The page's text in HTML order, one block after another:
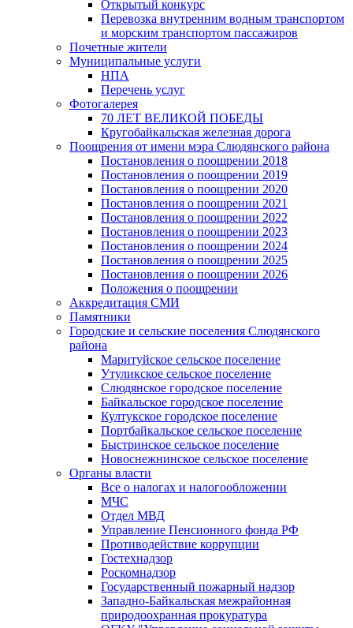
Открытый конкурс
Перевозка внутренним водным транспортом
и морским транспортом пассажиров
Почетные жители
Муниципальные услуги
НПА
Перечень услуг
Фотогалерея
70 ЛЕТ ВЕЛИКОЙ ПОБЕДЫ
Кругобайкальская железная дорога
Поощрения от имени мэра Слюдянского района
Постановления о поощрении 2018
Постановления о поощрении 2019
Постановления о поощрении 2020
Постановления о поощрении 2021
Постановления о поощрении 2022
Постановления о поощрении 2023
Постановления о поощрении 2024
Постановления о поощрении 2025
Постановления о поощрении 2026
Положения о поощрении
Аккредитация СМИ
Памятники
Городские и сельские поселения Слюдянского
района
Маритуйское сельское поселение
Утуликское сельское поселение
Слюдянское городское поселение
Байкальское городское поселение
Култукское городское поселение
Портбайкальское сельское поселение
Быстринское сельское поселение
Новоснежнинское сельское поселение
Органы власти
Все о налогах и налогообложении
МЧС
Отдел МВД
Управление Пенсионного фонда РФ
Противодействие коррупции
Гостехнадзор
Роскомнадзор
Государственный пожарный надзор
Западно-Байкальская межрайонная
природоохранная прокуратура